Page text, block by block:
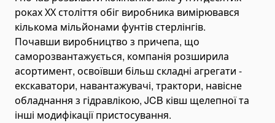
Колінчасті підйомники
Ножичні підйомники
Паркувальні підйомники
Переобладнання самоскидів, тягачів, спецтехніки
Аппарелі
Земснаряди
роках ХХ століття обіг виробника вимірювався
кількома мільйонами фунтів стерлінгів.
Почавши виробництво з причепа, що
саморозвантажується, компанія розширила
асортимент, освоївши більш складні агрегати -
екскаватори, навантажувачі, трактори, навісне
обладнання з гідравлікою, JCB ківш щелепної та
інші модифікації пристосування.